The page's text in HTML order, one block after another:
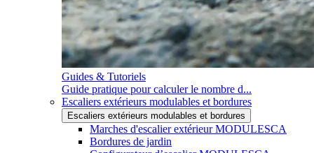
Guides & Tutoriels
Guide pratique pour calculer le nombre d...
Escaliers extérieurs modulables et bordures
Escaliers extérieurs modulables et bordures
Marches d'escalier extérieur MODULESCA
Bordures de jardin